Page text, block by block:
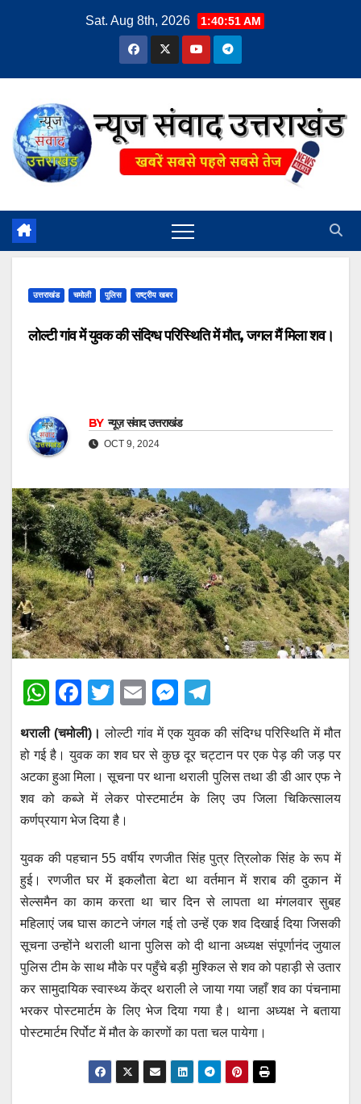
Sat. Aug 8th, 2026 1:40:52 AM
उत्तराखंड चमोली पुलिस राष्ट्रीय खबर
लोल्टी गांव में युवक की संदिग्ध परिस्थिति में मौत, जगल मैं मिला शव।
BY न्यूज़ संवाद उत्तराखंड
OCT 9, 2024
W
at
s
A
p
p
F
a
c
e
b
o
o
k
T
wi
tt
er
E
m
ail
M
ss
e
n
er
el
e
gr
a
थराली (चमोली)। लोल्टी गांव में एक युवक की संदिग्ध परिस्थिति में मौत
हो गई है। युवक का शव घर से कुछ दूर चट्टान पर एक पेड़ की जड़ पर
अटका हुआ मिला। सूचना पर थाना थराली पुलिस तथा डी डी आर एफ ने
शव को कब्जे में लेकर पोस्टमार्टम के लिए उप जिला चिकित्सालय
कर्णप्रयाग भेज दिया है।
युवक की पहचान 55 वर्षीय रणजीत सिंह पुत्र त्रिलोक सिंह के रूप में
हुई। रणजीत घर में इकलौता बेटा था वर्तमान में शराब की दुकान में
सेल्समैन का काम करता था चार दिन से लापता था मंगलवार सुबह
महिलाएं जब घास काटने जंगल गई तो उन्हें एक शव दिखाई दिया जिसकी
सूचना उन्होंने थराली थाना पुलिस को दी थाना अध्यक्ष संपूर्णानंद जुयाल
पुलिस टीम के साथ मौके पर पहुँचे बड़ी मुश्किल से शव को पहाड़ी से उतार
कर सामुदायिक स्वास्थ्य केंद्र थराली ले जाया गया जहाँ शव का पंचनामा
भरकर पोस्टमार्टम के लिए भेज दिया गया है। थाना अध्यक्ष ने बताया
पोस्टमार्टम रिर्पोट में मौत के कारणों का पता चल पायेगा।